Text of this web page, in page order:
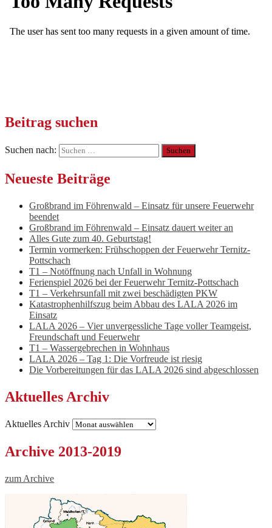
Beitrag suchen
Suchen nach:
Neueste Beiträge
Großbrand im Föhrenwald – Einsatz für unsere Feuerwehr
beendet
Großbrand im Föhrenwald – Einsatz dauert weiter an
Alles Gute zum 40. Geburtstag!
Termin vormerken: Frühschoppen der Feuerwehr Ternitz-
Pottschach
T1 – Notöffnung nach Unfall in Wohnung
Ferienspiel 2026 bei der Feuerwehr Ternitz-Pottschach
T1 – Verkehrsunfall mit zwei beschädigten PKW
Katastrophenhilfszug beim Abbau des LALA 2026 im
Einsatz
LALA 2026 – Vier unvergessliche Tage voller Teamgeist,
Freundschaft und Feuerwehr
T1 – Wassergebrechen in Wohnhaus
LALA 2026 – Tag 1: Die Vorfreude ist riesig
Die Vorbereitungen für das LALA 2026 sind abgeschlossen
Aktuelles Archiv
Aktuelles Archiv
Archive 2013-2019
zum Archive